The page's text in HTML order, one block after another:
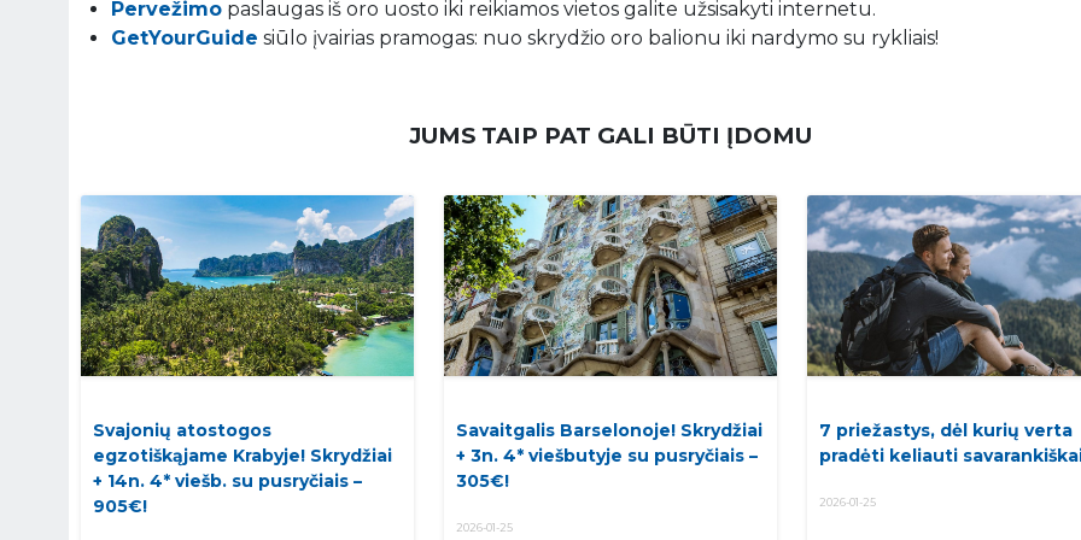
Pervežimo paslaugas iš oro uosto iki reikiamos vietos galite užsisakyti internetu.
GetYourGuide siūlo įvairias pramogas: nuo skrydžio oro balionu iki nardymo su rykliais!
JUMS TAIP PAT GALI BŪTI ĮDOMU
Svajonių atostogos
egzotiškąjame Krabyje! Skrydžiai
+ 14n. 4* viešb. su pusryčiais –
905€!
Savaitgalis Barselonoje! Skrydžiai
+ 3n. 4* viešbutyje su pusryčiais –
305€!
2026-01-25
7 priežastys, dėl kurių verta
pradėti keliauti
2026-01-25